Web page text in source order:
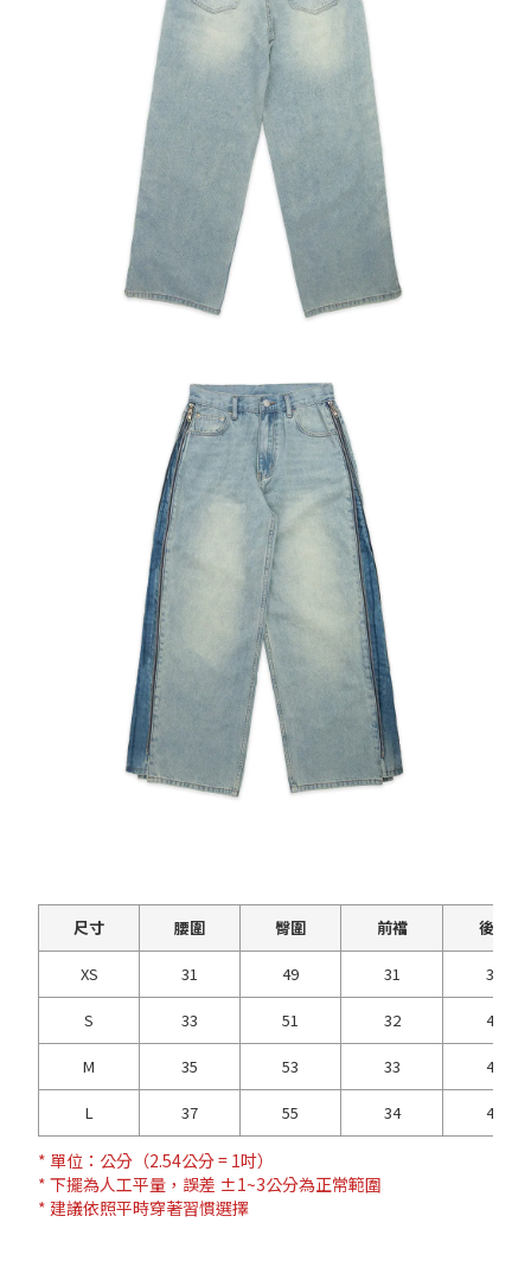
尺寸 腰圍 臀圍 前襠 後襠
XS 31 49 31 39
S 33 51 32 40
M 35 53 33 41
L 37 55 34 42
* 單位：公分（2.54公分 = 1吋）
* 下擺為人工平量，誤差 ±1~3公分為正常範圍
* 建議依照平時穿著習慣選擇